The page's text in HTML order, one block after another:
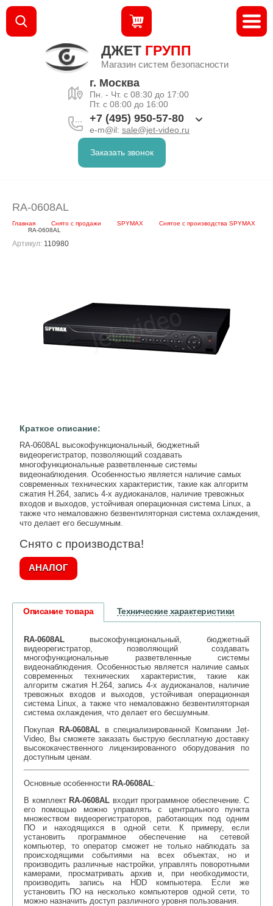
ДЖЕТ ГРУПП
Магазин систем безопасности
г. Москва
Пн. - Чт. с 08:30 до 17:00
Пт. с 08:00 до 16:00
+7 (495) 950-57-80
e-m@il: sale@jet-video.ru
Заказать звонок
RA-0608AL
Главная Снято с продажи SPYMAX
Снятое с производства SPYMAX
RA-0608AL
Артикул: 110980
Краткое описание:
RA-0608AL высокофункциональный, бюджетный
видеорегистратор, позволяющий создавать
многофункциональные разветвленные системы
видеонаблюдения. Особенностью является наличие самых
современных технических характеристик, такие как алгоритм
сжатия H.264, запись 4-х аудиоканалов, наличие тревожных
входов и выходов, устойчивая операционная система Linux, а
также что немаловажно безвентиляторная система охлаждения,
что делает его бесшумным.
Снято с производства!
АНАЛОГ
Описание товара Технические характеристики
RA-0608AL высокофункциональный, бюджетный
видеорегистратор, позволяющий создавать
многофункциональные разветвленные системы
видеонаблюдения. Особенностью является наличие самых
современных технических характеристик, такие как
алгоритм сжатия H.264, запись 4-х аудиоканалов, наличие
тревожных входов и выходов, устойчивая операционная
система Linux, а также что немаловажно безвентиляторная
система охлаждения, что делает его бесшумным.
Покупая
RA-0608ALв специализированной Компании Jet-
Video, Вы сможете заказать быструю бесплатную доставку
высококачественного лицензированного оборудования по
доступным ценам.
Основные особенности RA-0608AL:
В комплект RA-0608AL входит программное обеспечение. С
его помощью можно управлять с центрального пункта
множеством видеорегистраторов, работающих под одним
ПО и находящихся в одной сети. К примеру, если
установить программное обеспечение на сетевой
компьютер, то оператор сможет не только наблюдать за
происходящими событиями на всех объектах, но и
производить различные настройки, управлять поворотными
камерами, просматривать архив и, при необходимости,
производить запись на HDD компьютера. Если же
установить ПО на несколько компьютеров одной сети, то
можно назначить доступ различного уровня пользования.